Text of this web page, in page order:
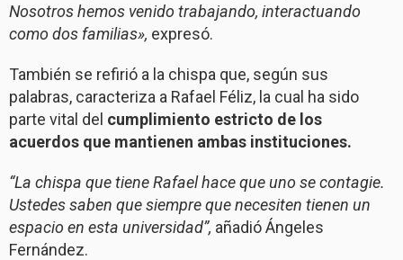
Nosotros hemos venido trabajando, interactuando
como dos familias», expresó.
También se refirió a la chispa que, según sus
palabras, caracteriza a Rafael Féliz, la cual ha sido
parte vital del cumplimiento estricto de los
acuerdos que mantienen ambas instituciones.
“La chispa que tiene Rafael hace que uno se contagie.
Ustedes saben que siempre que necesiten tienen un
espacio en esta universidad”, añadió Ángeles
Fernández.